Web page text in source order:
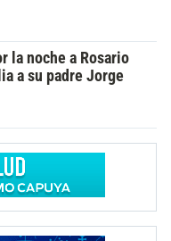
la noche a Rosario
a su padre Jorge